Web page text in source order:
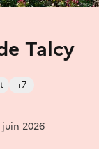
Talcy
+7
2026